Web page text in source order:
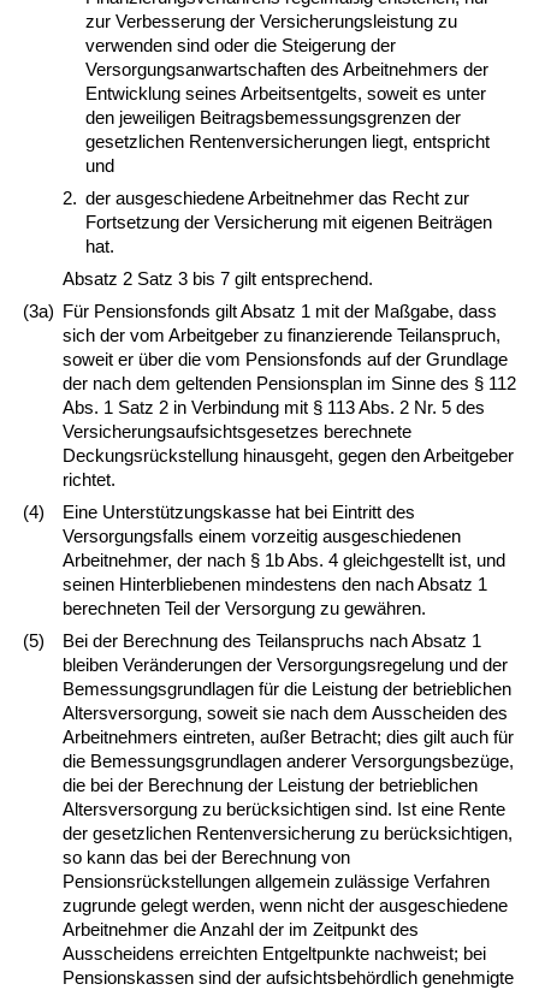
zur Verbesserung der Versicherungsleistung zu
verwenden sind oder die Steigerung der
Versorgungsanwartschaften des Arbeitnehmers der
Entwicklung seines Arbeitsentgelts, soweit es unter
den jeweiligen Beitragsbemessungsgrenzen der
gesetzlichen Rentenversicherungen liegt, entspricht
und
2. der ausgeschiedene Arbeitnehmer das Recht zur
Fortsetzung der Versicherung mit eigenen Beiträgen
hat.
Absatz 2 Satz 3 bis 7 gilt entsprechend.
(3a) Für Pensionsfonds gilt Absatz 1 mit der Maßgabe, dass
sich der vom Arbeitgeber zu finanzierende Teilanspruch,
soweit er über die vom Pensionsfonds auf der Grundlage
der nach dem geltenden Pensionsplan im Sinne des § 112
Abs. 1 Satz 2 in Verbindung mit § 113 Abs. 2 Nr. 5 des
Versicherungsaufsichtsgesetzes berechnete
Deckungsrückstellung hinausgeht, gegen den Arbeitgeber
richtet.
(4)
Eine Unterstützungskasse hat bei Eintritt des
Versorgungsfalls einem vorzeitig ausgeschiedenen
Arbeitnehmer, der nach § 1b Abs. 4 gleichgestellt ist, und
seinen Hinterbliebenen mindestens den nach Absatz 1
berechneten Teil der Versorgung zu gewähren.
(5)
Bei der Berechnung des Teilanspruchs nach Absatz 1
bleiben Veränderungen der Versorgungsregelung und der
Bemessungsgrundlagen für die Leistung der betrieblichen
Altersversorgung, soweit sie nach dem Ausscheiden des
Arbeitnehmers eintreten, außer Betracht; dies gilt auch für
die Bemessungsgrundlagen anderer Versorgungsbezüge,
die bei der Berechnung der Leistung der betrieblichen
Altersversorgung zu berücksichtigen sind. Ist eine Rente
der gesetzlichen Rentenversicherung zu berücksichtigen,
so kann das bei der Berechnung von
Pensionsrückstellungen allgemein zulässige Verfahren
zugrunde gelegt werden, wenn nicht der ausgeschiedene
Arbeitnehmer die Anzahl der im Zeitpunkt des
Ausscheidens erreichten Entgeltpunkte nachweist; bei
Pensionskassen sind der aufsichtsbehördlich genehmigte